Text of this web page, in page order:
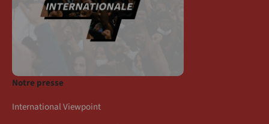
Notre presse
International Viewpoint